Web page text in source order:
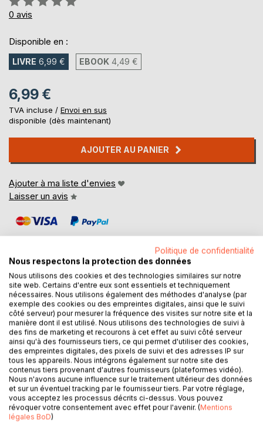
0%
0 avis
Disponible en :
LIVRE 6,99 € EBOOK 4,49 €
6,99 €
TVA incluse / Envoi en sus
disponible (dès maintenant)
AJOUTER AU PANIER
Ajouter à ma liste d'envies
Laisser un avis
DESCRIPTION
Jo est un rêveur, un peu artiste mais surtout paresseux qui
vit aux crochets de sa compagne Lulu. Son aspiration à ne
surtout rien faire décuple son imagination. Il ne prend pas
une seconde au sérieux la menace de son amie de le
quitter s'il n'adopte pas rapidement une attitude plus
responsable dans la vie. Mêlant songe et réalité, il
transpose toutes les situations pour les adapter à ses
désirs.
Politique de confidentialité
Nous respectons la protection des données
Nous utilisons des cookies et des technologies similaires sur notre
site web. Certains d'entre eux sont essentiels et techniquement
nécessaires. Nous utilisons également des méthodes d'analyse (par
exemple des cookies ou des empreintes digitales, ainsi que le suivi
côté serveur) pour mesurer la fréquence des visites sur notre site et la
manière dont il est utilisé. Nous utilisons des technologies de suivi à
des fins de marketing et recourons à cet effet au suivi côté serveur
ainsi qu'à des fournisseurs tiers, ce qui permet d'utiliser des cookies,
des empreintes digitales, des pixels de suivi et des adresses IP sur
tous les appareils. Nous intégrons également sur notre site des
contenus tiers provenant d'autres fournisseurs (plateformes vidéo).
Nous n'avons aucune influence sur le traitement ultérieur des données
et sur un éventuel tracking par le fournisseur tiers. Par votre réglage,
vous acceptez les processus décrits ci-dessus. Vous pouvez
révoquer votre consentement avec effet pour l'avenir. (Mentions
légales BoD)